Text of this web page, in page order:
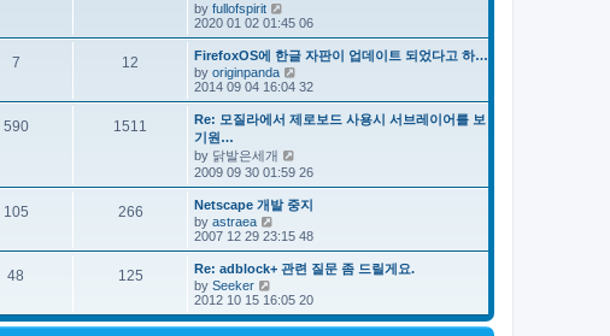
o
s
t
l
a
t
e
s
t
p
o
t
by fullofspirit
i
e
w
t
h
e
l
a
e
s
t
o
t
2020 01 02 01:45 06
7 12
FirefoxOS에 한글 자판이 업데이트 되었다고 하…
by originpanda
i
e
w
t
l
a
t
e
s
o
t
2014 09 04 16:04 32
590 1511
Re: 모질라에서 제로보드 사용시 서브레이어를 보
기원…
by 닭발은세개
w
t
e
l
a
e
s
t
2009 09 30 01:59 26
105 266
Netscape 개발 중지
by astraea
i
e
w
t
h
e
l
2007 12 29 23:15 48
48 125
Re: adblock+ 관련 질문 좀 드릴게요.
by Seeker
i
e
w
2012 10 15 16:05 20